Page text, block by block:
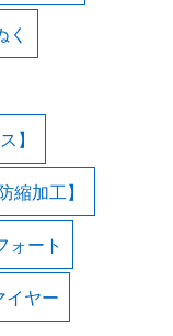
】
縮加工】
ォート
イヤー